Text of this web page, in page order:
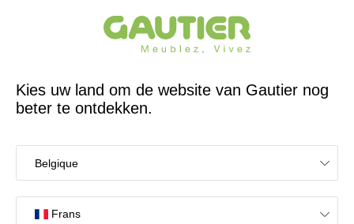
65 jaar reeds een Franse ontwerper en fabrikant
Home Decoratie voor de kinderkamer